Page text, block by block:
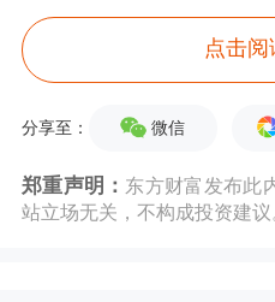
市的条件。
因为是面值退市，
虚假信息披露等违
广汇汽车的退市
点击阅
分享至： 微信
郑重声明： 东方财富发布此
站立场无关，不构成投资建议